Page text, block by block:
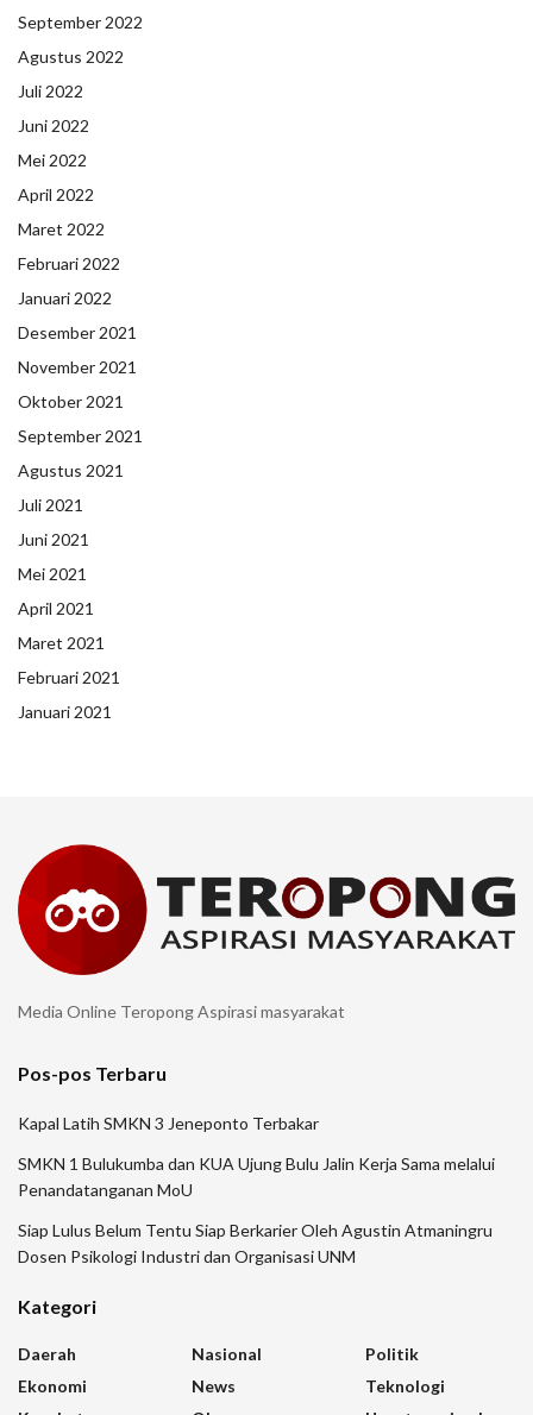
September 2022
Agustus 2022
Juli 2022
Juni 2022
Mei 2022
April 2022
Maret 2022
Februari 2022
Januari 2022
Desember 2021
November 2021
Oktober 2021
September 2021
Agustus 2021
Juli 2021
Juni 2021
Mei 2021
April 2021
Maret 2021
Februari 2021
Januari 2021
Media Online Teropong Aspirasi masyarakat
Pos-pos Terbaru
Kapal Latih SMKN 3 Jeneponto Terbakar
SMKN 1 Bulukumba dan KUA Ujung Bulu Jalin Kerja Sama melalui
Penandatanganan MoU
Siap Lulus Belum Tentu Siap Berkarier Oleh Agustin Atmaningru
Dosen Psikologi Industri dan Organisasi UNM
Kategori
Daerah
Ekonomi
Nasional
News
Politik
Teknologi